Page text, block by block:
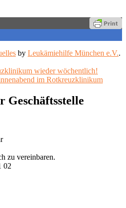
by Leukämiehilfe München e.V..
wieder wöchentlich!
im Rotkreuzklinikum
zu vereinbaren.
02